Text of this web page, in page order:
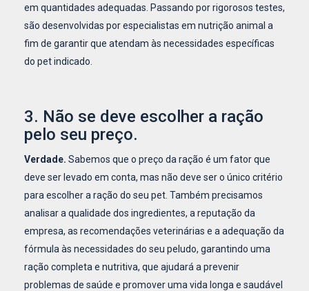
em quantidades adequadas. Passando por rigorosos testes,
são desenvolvidas por especialistas em nutrição animal a
fim de garantir que atendam às necessidades específicas
do pet indicado.
3. Não se deve escolher a ração
pelo seu preço.
Verdade. Sabemos que o preço da ração é um fator que
deve ser levado em conta, mas não deve ser o único critério
para escolher a ração do seu pet. Também precisamos
analisar a qualidade dos ingredientes, a reputação da
empresa, as recomendações veterinárias e a adequação da
fórmula às necessidades do seu peludo, garantindo uma
ração completa e nutritiva, que ajudará a prevenir
problemas de saúde e promover uma vida longa e saudável